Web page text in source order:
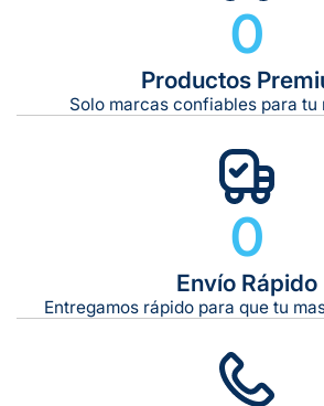
0
Productos
Solo marcas confiables para tu
0
Envío Rápido
Entregamos rápido para que tu